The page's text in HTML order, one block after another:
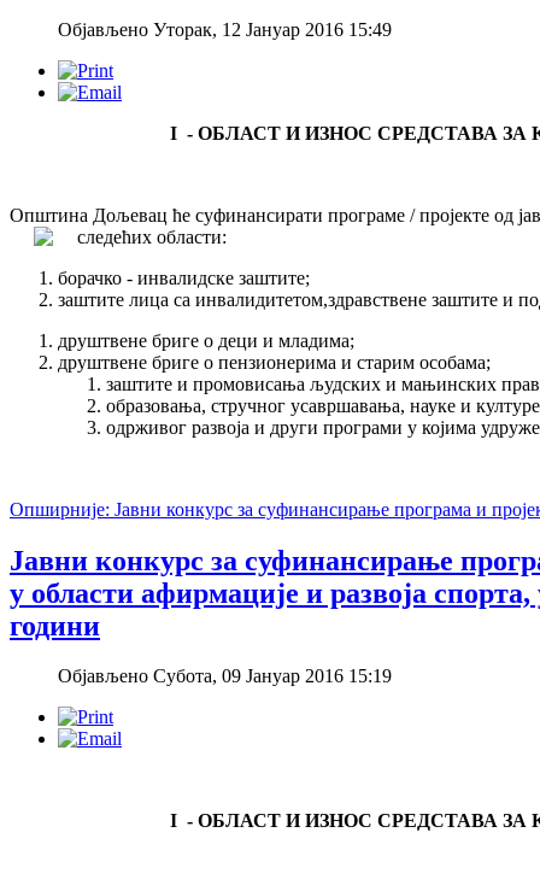
Објављено Уторак, 12 Јануар 2016 15:49
I - ОБЛАСТ И ИЗНОС СРЕДСТАВА ЗА
Општина Дољевац ће суфинансирати програме / пројекте од
следећих области:
борачко - инвалидске заштите;
заштите лица са инвалидитетом,здравствене заштите и
друштвене бриге о деци и младима;
друштвене бриге о пензионерима и старим особама;
заштите и промовисања људских и мањинских
образовања, стручног усавршавања, науке и
одрживог развоја и други програми у којима
Опширније: Јавни конкурс за суфинансирање програма и
Јавни конкурс за суфинансирање
у области афирмације и развоја
години
Објављено Субота, 09 Јануар 2016 15:19
I - ОБЛАСТ И ИЗНОС СРЕДСТАВА ЗА